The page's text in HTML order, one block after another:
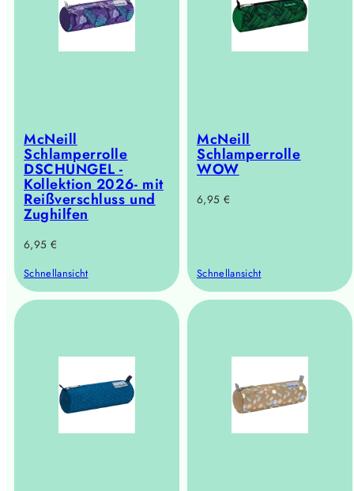
McNeill
Schlamperrolle
DSCHUNGEL -
Kollektion 2026- mit
Reißverschluss und
Zughilfen
Regulärer
6,95 €
Schnellansicht
McNeill
Schlamperrolle
WOW
Regulärer
6,95 €
Schnellansicht